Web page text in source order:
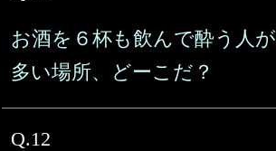
お酒を６杯も飲んで酔う人が
多い場所、どーこだ？
Q.12